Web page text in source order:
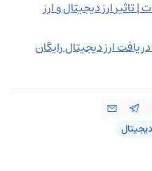
تاثیر ارز دیجیتال و ارز
ارز دیجیتال رایگان